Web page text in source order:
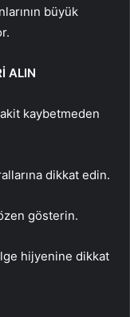
büyük
ALIN
kaybetmeden
dikkat edin.
gösterin.
hijyenine dikkat